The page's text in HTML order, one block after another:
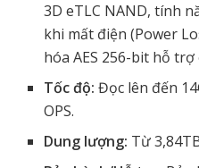
3D eTLC NAND, tính
khi mất điện (Power
hóa AES 256-bit hỗ trợ
Tốc độ: Đọc lên đến
OPS.
Dung lượng: Từ